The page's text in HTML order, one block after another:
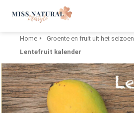
Home Groente en fruit uit het seizoen
Lentefruit kalender